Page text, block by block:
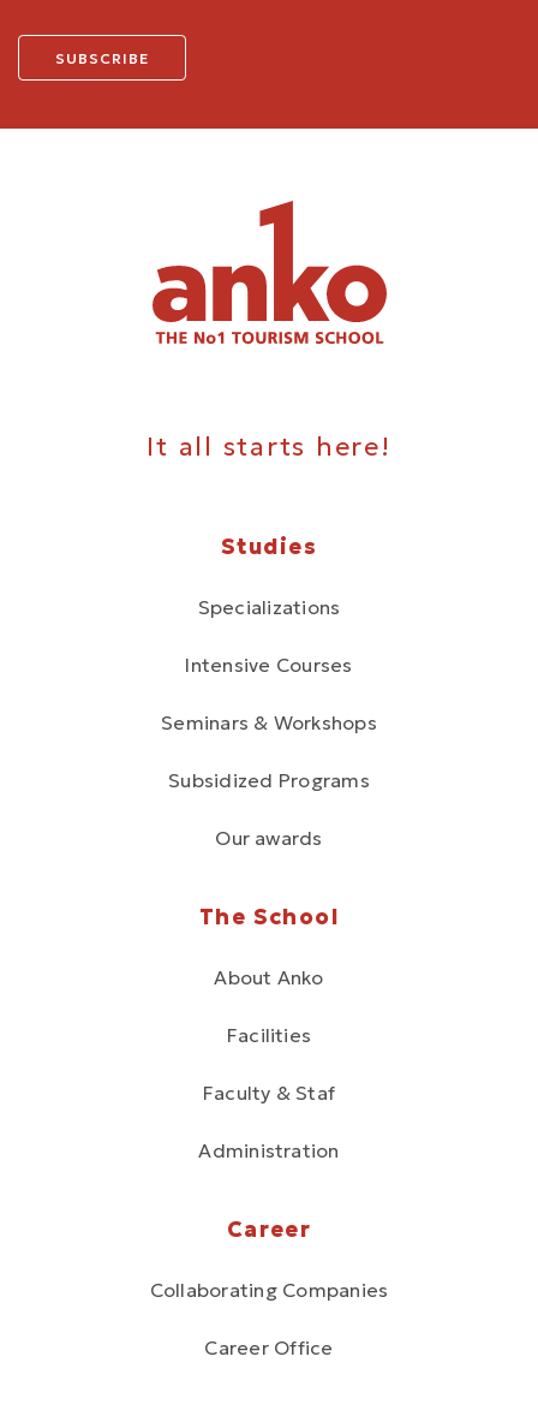
It all starts here!
Studies
Specializations
Intensive Courses
Seminars & Workshops
Subsidized Programs
Our awards
The School
About Anko
Facilities
Faculty & Staf
Administration
Career
Collaborating Companies
Career Office